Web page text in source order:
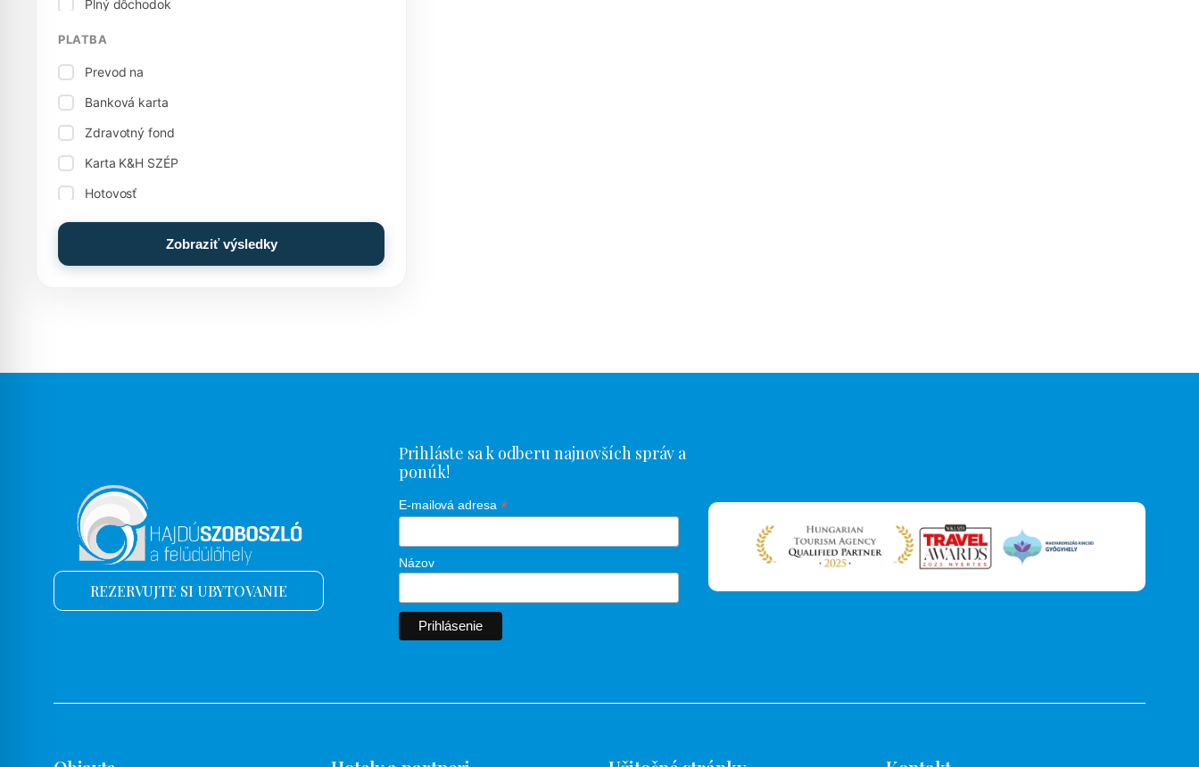
Ostatné služby
Elektrický sporák
Reštaurácia
Ročné parcely
Príbor
Mraznička
Svetelná terapia
Plný dôchodok
Vegetariánska kuchyňa
PLATBA
Prevod na
Banková karta
Zdravotný fond
Karta K&H SZÉP
Hotovosť
Hotovosť: euro (€)
Karta MKB SZÉP
Zobraziť výsledky
REZERVUJTE SI UBYTOVANIE
Prihláste sa k odberu najnovších správ a
ponúk!
E-mailová adresa *
Názov